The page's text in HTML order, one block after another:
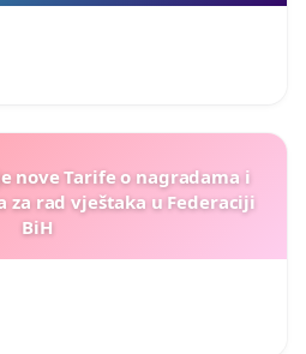
nove Tarife o nagradama i
za rad vještaka u Federaciji
BiH